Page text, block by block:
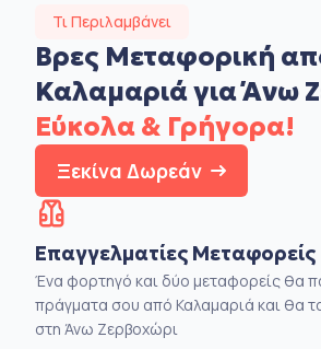
Τι Περιλαμβάνει
Βρες Μεταφορική
Καλαμαριά για Άνω
Εύκολα & Γρήγορα!
Ξεκίνα Δωρεάν
Επαγγελματίες Μεταφορείς
Ένα φορτηγό και δύο μεταφορείς θα
πράγματα σου από Καλαμαριά και θα
στη Άνω Ζερβοχώρι